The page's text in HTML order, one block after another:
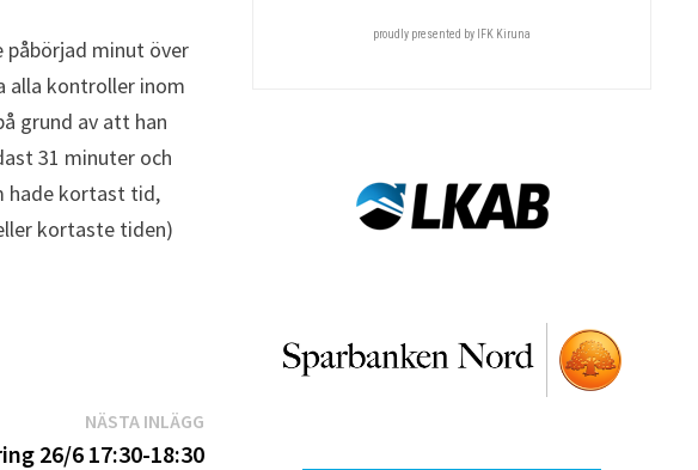
påbörjad minut över
alla kontroller inom
grund av att han
31 minuter och
hade kortast tid,
kortaste tiden)
NÄSTA INLÄGGNästa
inlägg:
26/6 17:30-18:30
proudly presented by IFK Kiruna